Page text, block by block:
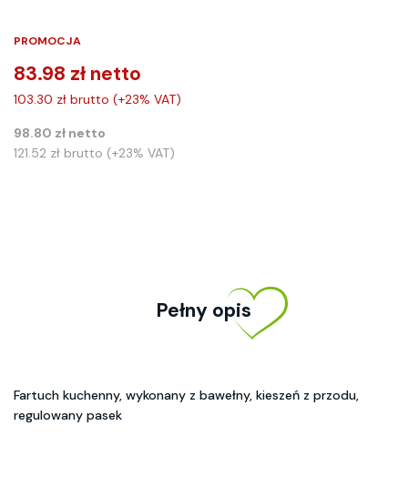
PROMOCJA
83.98 zł netto
103.30 zł brutto (+23% VAT)
98.80 zł netto
121.52 zł brutto (+23% VAT)
Pełny opis
Fartuch kuchenny, wykonany z bawełny, kieszeń z przodu,
regulowany pasek